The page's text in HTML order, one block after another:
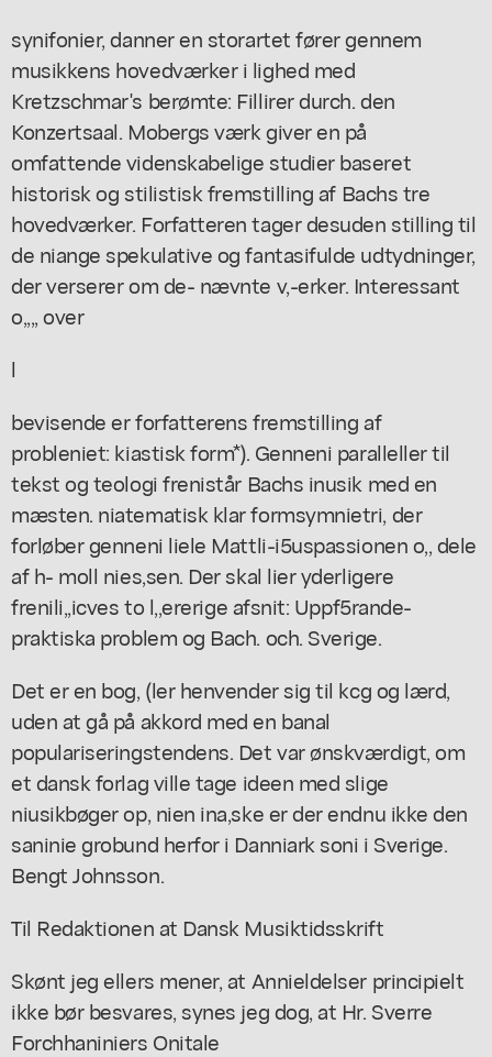
synifonier, danner en storartet fører gennem
musikkens hovedværker i lighed med
Kretzschmar's berømte: Fillirer durch. den
Konzertsaal. Mobergs værk giver en på
omfattende videnskabelige studier baseret
historisk og stilistisk fremstilling af Bachs tre
hovedværker. Forfatteren tager desuden stilling til
de niange spekulative og fantasifulde udtydninger,
der verserer om de- nævnte v,-erker. Interessant
o,,,, over
l
bevisende er forfatterens fremstilling af
probleniet: kiastisk form*). Genneni paralleller til
tekst og teologi frenistår Bachs inusik med en
mæsten. niatematisk klar formsymnietri, der
forløber genneni liele Mattli-i5uspassionen o,, dele
af h- moll nies,sen. Der skal lier yderligere
frenili,,icves to l,,ererige afsnit: Uppf5rande-
praktiska problem og Bach. och. Sverige.
Det er en bog, (ler henvender sig til kcg og lærd,
uden at gå på akkord med en banal
populariseringstendens. Det var ønskværdigt, om
et dansk forlag ville tage ideen med slige
niusikbøger op, nien ina,ske er der endnu ikke den
saninie grobund herfor i Danniark soni i Sverige.
Bengt Johnsson.
Til Redaktionen at Dansk Musiktidsskrift
Skønt jeg ellers mener, at Annieldelser principielt
ikke bør besvares, synes jeg dog, at Hr. Sverre
Forchhaniniers Onitale